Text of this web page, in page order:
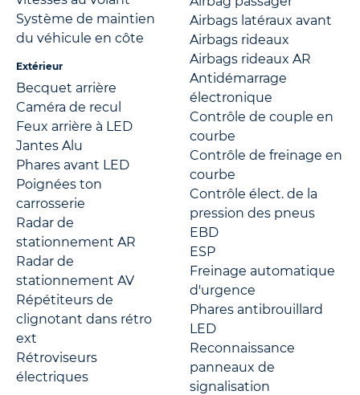
Système de maintien
du véhicule en côte
Extérieur
Becquet arrière
Caméra de recul
Feux arrière à LED
Jantes Alu
Phares avant LED
Poignées ton
carrosserie
Radar de
stationnement AR
Radar de
stationnement AV
Répétiteurs de
clignotant dans rétro
ext
Rétroviseurs
électriques
Airbags latéraux avant
Airbags rideaux
Airbags rideaux AR
Antidémarrage
électronique
Contrôle de couple en
courbe
Contrôle de freinage en
courbe
Contrôle élect. de la
pression des pneus
EBD
ESP
Freinage automatique
d'urgence
Phares antibrouillard
LED
Reconnaissance
panneaux de
signalisation